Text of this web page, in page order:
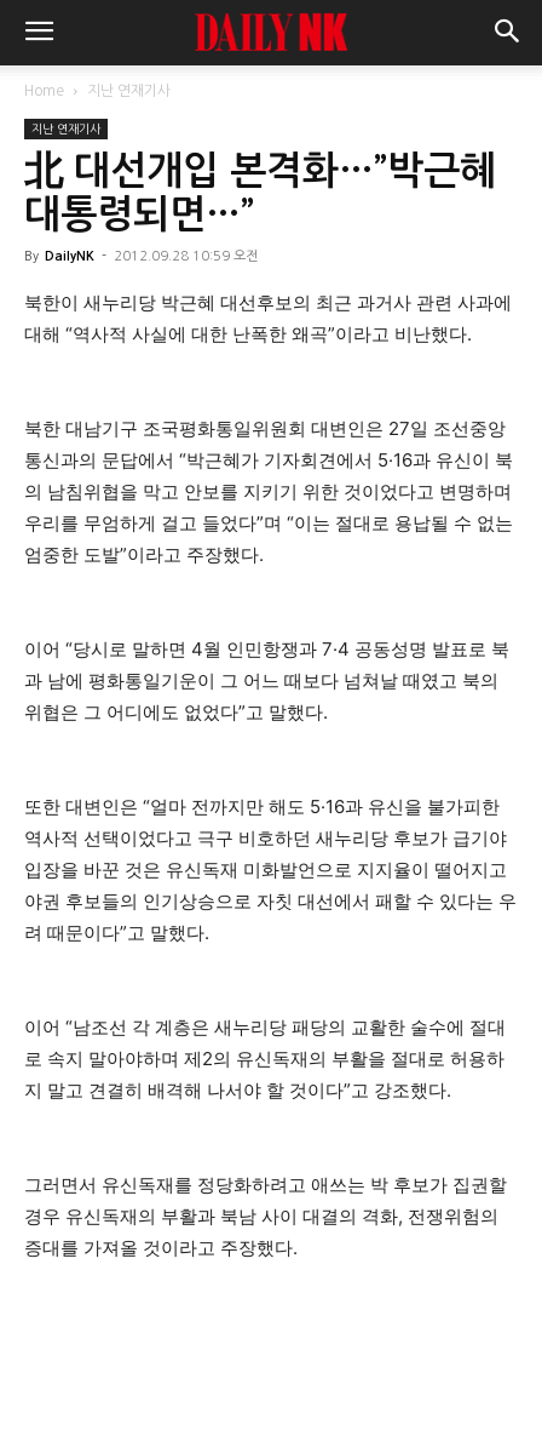
Home 지난 연재기사
지난 연재기사
北 대선개입 본격화…”박근혜
대통령되면…”
By DailyNK - 2012.09.28 10:59 오전
북한이 새누리당 박근혜 대선후보의 최근 과거사 관련 사과에
대해 “역사적 사실에 대한 난폭한 왜곡”이라고 비난했다.
북한 대남기구 조국평화통일위원회 대변인은 27일 조선중앙
통신과의 문답에서 “박근혜가 기자회견에서 5·16과 유신이 북
의 남침위협을 막고 안보를 지키기 위한 것이었다고 변명하며
우리를 무엄하게 걸고 들었다”며 “이는 절대로 용납될 수 없는
엄중한 도발”이라고 주장했다.
이어 “당시로 말하면 4월 인민항쟁과 7·4 공동성명 발표로 북
과 남에 평화통일기운이 그 어느 때보다 넘쳐날 때였고 북의
위협은 그 어디에도 없었다”고 말했다.
또한 대변인은 “얼마 전까지만 해도 5·16과 유신을 불가피한
역사적 선택이었다고 극구 비호하던 새누리당 후보가 급기야
입장을 바꾼 것은 유신독재 미화발언으로 지지율이 떨어지고
야권 후보들의 인기상승으로 자칫 대선에서 패할 수 있다는 우
려 때문이다”고 말했다.
이어 “남조선 각 계층은 새누리당 패당의 교활한 술수에 절대
로 속지 말아야하며 제2의 유신독재의 부활을 절대로 허용하
지 말고 견결히 배격해 나서야 할 것이다”고 강조했다.
그러면서 유신독재를 정당화하려고 애쓰는 박 후보가 집권할
경우 유신독재의 부활과 북남 사이 대결의 격화, 전쟁위험의
증대를 가져올 것이라고 주장했다.